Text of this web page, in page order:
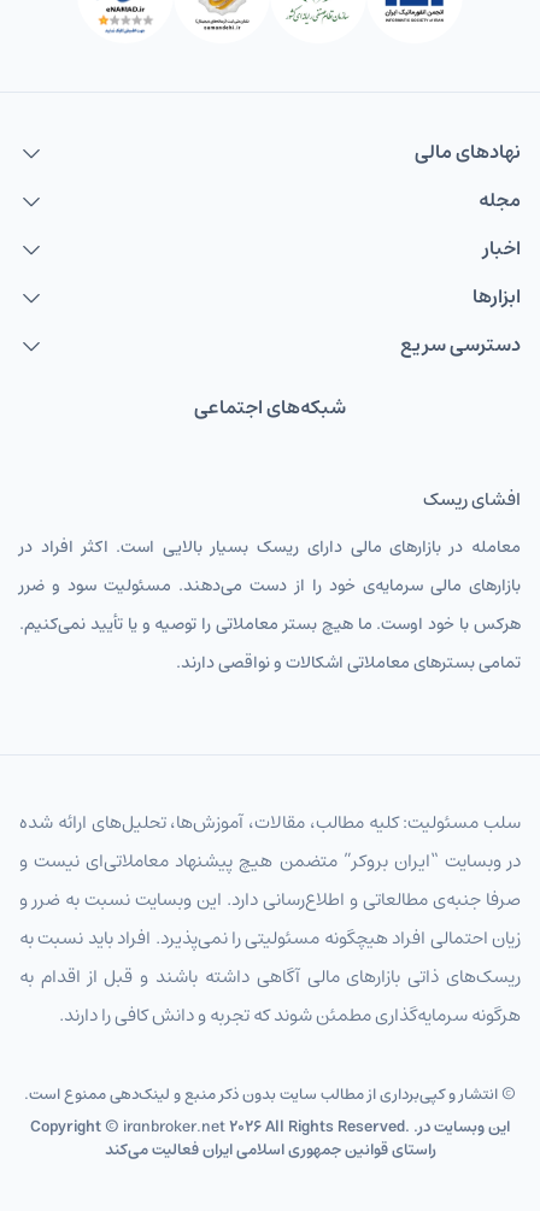
نهاد‌های مالی
مجله
اخبار
ابزارها
دسترسی سریع
شبکه‌های اجتماعی
افشای ریسک
معامله در بازارهای مالی دارای ریسک بسیار بالایی است. اکثر افراد در
بازارهای مالی سرمایه‌ی خود را از دست می‌دهند. مسئولیت سود و ضرر
هرکس با خود اوست. ما هیچ بستر معاملاتی را توصیه و یا تأیید نمی‌کنیم.
تمامی بسترهای معاملاتی اشکالات و نواقصی دارند.
سلب مسئولیت: کلیه مطالب، مقالات، آموزش‌ها، تحلیل‌های ارائه شده
در وبسایت “ایران بروکر” متضمن هیچ پیشنهاد معاملاتی‌ای نیست و
صرفا جنبه‌ی مطالعاتی و اطلاع‌رسانی دارد. این وبسایت نسبت به ضرر و
زیان احتمالی افراد هیچگونه مسئولیتی را نمی‌پذیرد. افراد باید نسبت به
ریسک‌های ذاتی بازارهای مالی آگاهی داشته باشند و قبل از اقدام به
هرگونه سرمایه‌گذاری مطمئن شوند که تجربه و دانش کافی را دارند.
© انتشار و کپی‌برداری از مطالب سایت بدون ذکر منبع و لینک‌دهی ممنوع است.
Copyright © iranbroker.net2026 All Rights Reserved. .این وبسایت در
راستای قوانین جمهوری اسلامی ایران فعالیت می‌کند